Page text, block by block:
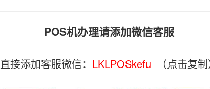
POS机办理请添加微信客服
直接添加客服微信： LKLPOSkefu_ （点击复制